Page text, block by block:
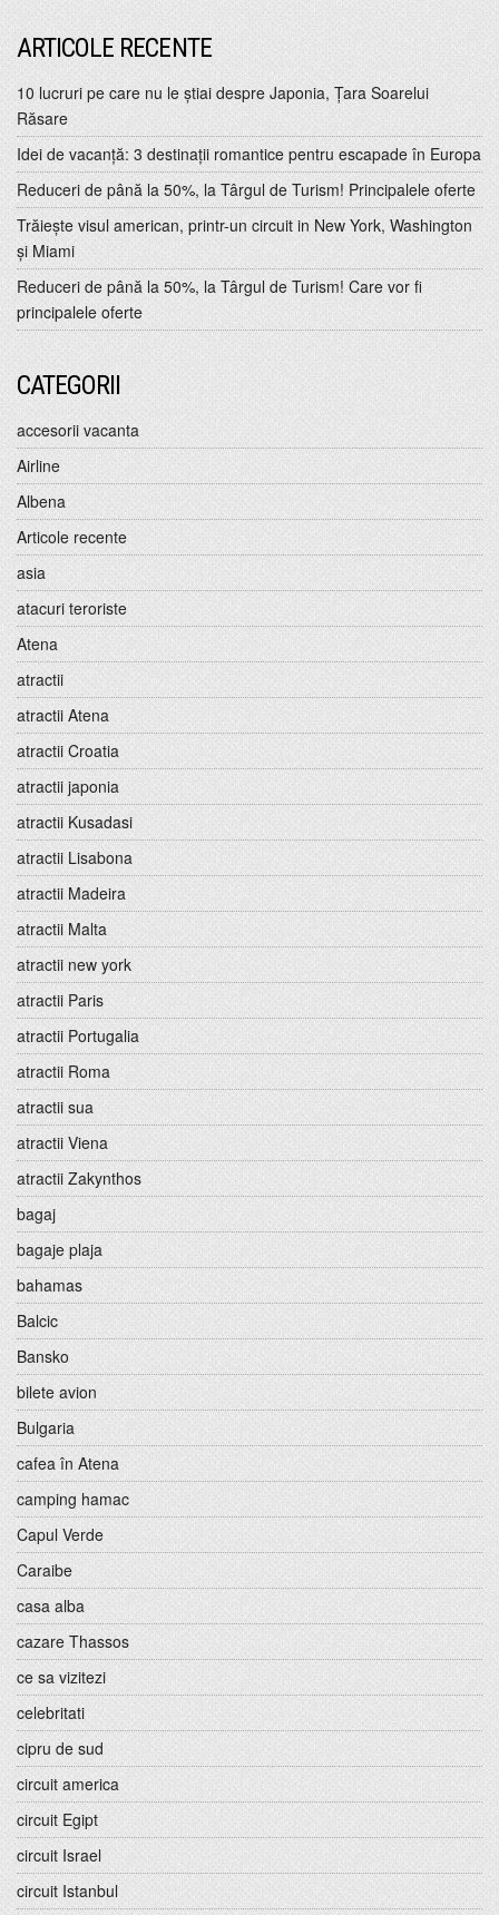
ARTICOLE RECENTE
10 lucruri pe care nu le ştiai despre Japonia, Ţara Soarelui
Răsare
Idei de vacanţă: 3 destinaţii romantice pentru escapade în Europa
Reduceri de până la 50%, la Târgul de Turism! Principalele oferte
Trăiește visul american, printr-un circuit in New York, Washington
și Miami
Reduceri de până la 50%, la Târgul de Turism! Care vor fi
principalele oferte
CATEGORII
accesorii vacanta
Airline
Albena
Articole recente
asia
atacuri teroriste
Atena
atractii
atractii Atena
atractii Croatia
atractii japonia
atractii Kusadasi
atractii Lisabona
atractii Madeira
atractii Malta
atractii new york
atractii Paris
atractii Portugalia
atractii Roma
atractii sua
atractii Viena
atractii Zakynthos
bagaj
bagaje plaja
bahamas
Balcic
Bansko
bilete avion
Bulgaria
cafea în Atena
camping hamac
Capul Verde
Caraibe
casa alba
cazare Thassos
ce sa vizitezi
celebritati
cipru de sud
circuit america
circuit Egipt
circuit Israel
circuit Istanbul